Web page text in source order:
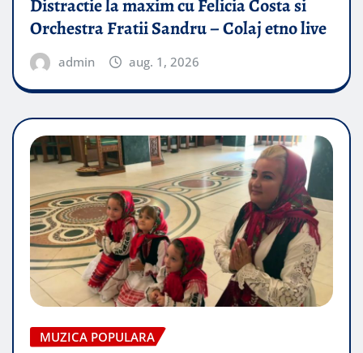
Distractie la maxim cu Felicia Costa si
Orchestra Fratii Sandru – Colaj etno live
admin aug. 1, 2026
MUZICA POPULARA